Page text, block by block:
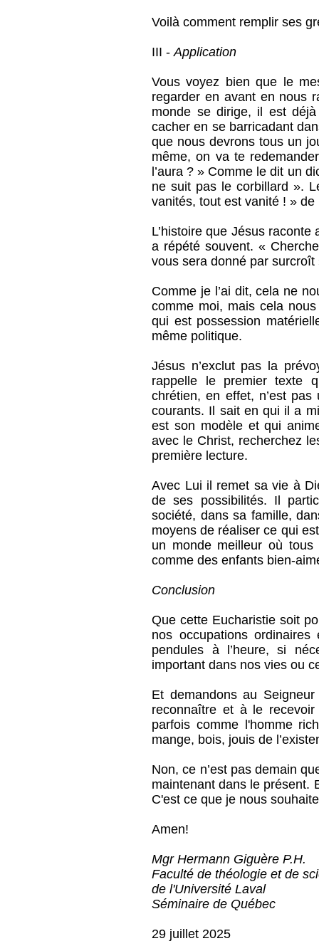
Voilà comment remplir ses
III -Application
Vous voyez bien que le
regarder en avant en nous
monde se dirige, il est
cacher en se barricadant
que nous devrons tous un
même, on va te
l’aura ? » Comme le dit un
ne suit pas le corbillard ».
vanités, tout est vanité ! »
L’histoire que Jésus raconte
a répété souvent. «
vous sera donné par surcroît
Comme je l’ai dit, cela ne
comme moi, mais cela
qui est possession
même politique.
Jésus n’exclut pas la
rappelle le premier texte
chrétien, en effet, n’est
courants. Il sait en qui il a
est son modèle et qui
avec le Christ, recherchez
première lecture.
Avec Lui il remet sa vie à
de ses possibilités. Il
société, dans sa famille,
moyens de réaliser ce qui
un monde meilleur où
comme des enfants bien-
Conclusion
Que cette Eucharistie soit
nos occupations
pendules à l’heure, si
important dans nos vies ou
Et demandons au
reconnaître et à le
parfois comme l'homme
mange, bois, jouis de
Non, ce n’est pas demain
maintenant dans le présent.
C'est ce que je nous
Amen!
Mgr Hermann Giguère P.H.
Faculté de théologie et de
de l'Université Laval
Séminaire de Québec
29 juillet 2025